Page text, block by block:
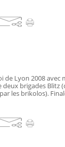
Lyon 2008 avec
brigades Blitz
les brikolos).